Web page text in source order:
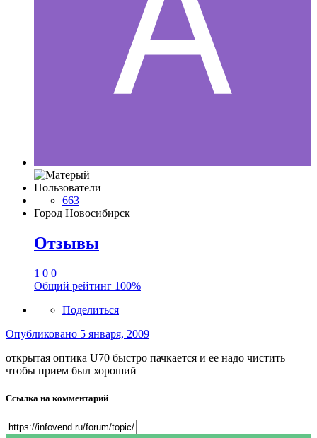
Пользователи
663
Город Новосибирск
Отзывы
1 0 0
Общий рейтинг 100%
Поделиться
Опубликовано 5 января, 2009
открытая оптика U70 быстро пачкается и ее надо чистить
чтобы прием был хороший
Ссылка на комментарий